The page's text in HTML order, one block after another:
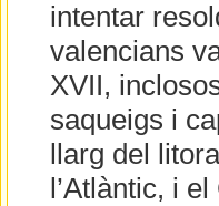
intentar
valencians
XVII,
saqueigs i
llarg del
l’Atlàntic, i el